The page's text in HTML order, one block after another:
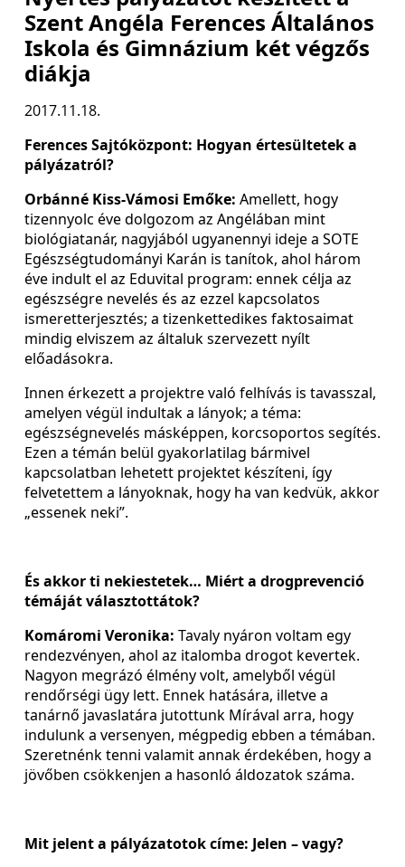
Szent Angéla Ferences Általános
Iskola és Gimnázium két végzős
diákja
2017.11.18.
Ferences Sajtóközpont: Hogyan értesültetek a
pályázatról?
Orbánné Kiss-Vámosi Emőke: Amellett, hogy
tizennyolc éve dolgozom az Angélában mint
biológiatanár, nagyjából ugyanennyi ideje a SOTE
Egészségtudományi Karán is tanítok, ahol három
éve indult el az Eduvital program: ennek célja az
egészségre nevelés és az ezzel kapcsolatos
ismeretterjesztés; a tizenkettedikes faktosaimat
mindig elviszem az általuk szervezett nyílt
előadásokra.
Innen érkezett a projektre való felhívás is tavasszal,
amelyen végül indultak a lányok; a téma:
egészségnevelés másképpen, korcsoportos segítés.
Ezen a témán belül gyakorlatilag bármivel
kapcsolatban lehetett projektet készíteni, így
felvetettem a lányoknak, hogy ha van kedvük, akkor
„essenek neki”.
És akkor ti nekiestetek… Miért a drogprevenció
témáját választottátok?
Komáromi Veronika: Tavaly nyáron voltam egy
rendezvényen, ahol az italomba drogot kevertek.
Nagyon megrázó élmény volt, amelyből végül
rendőrségi ügy lett. Ennek hatására, illetve a
tanárnő javaslatára jutottunk Mírával arra, hogy
indulunk a versenyen, mégpedig ebben a témában.
Szeretnénk tenni valamit annak érdekében, hogy a
jövőben csökkenjen a hasonló áldozatok száma.
Mit jelent a pályázatotok címe: Jelen – vagy?